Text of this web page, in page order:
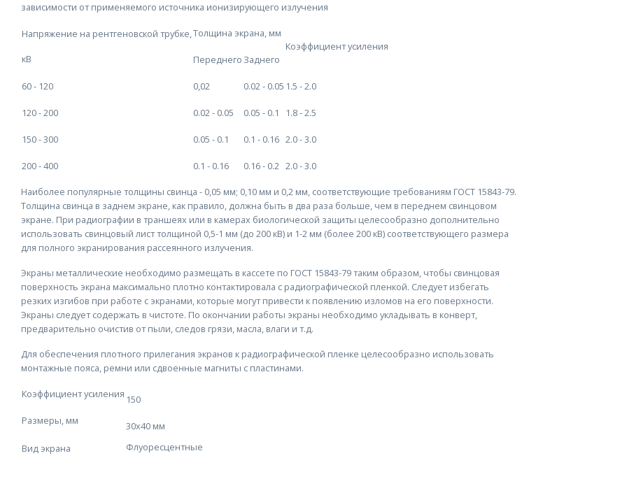
зависимости от применяемого источника ионизирующего излучения
Напряжение на рентгеновской трубке,
кВ
Толщина экрана, мм
Коэффициент усиления
Переднего Заднего
60 - 120 0,02 0.02 - 0.05 1.5 - 2.0
120 - 200 0.02 - 0.05 0.05 - 0.1 1.8 - 2.5
150 - 300 0.05 - 0.1 0.1 - 0.16 2.0 - 3.0
200 - 400 0.1 - 0.16 0.16 - 0.2 2.0 - 3.0
Наиболее популярные толщины свинца - 0,05 мм; 0,10 мм и 0,2 мм, соответствующие требованиям ГОСТ 15843-79.
Толщина свинца в заднем экране, как правило, должна быть в два раза больше, чем в переднем свинцовом
экране. При радиографии в траншеях или в камерах биологической защиты целесообразно дополнительно
использовать свинцовый лист толщиной 0,5-1 мм (до 200 кВ) и 1-2 мм (более 200 кВ) соответствующего размера
для полного экранирования рассеянного излучения.
Экраны металлические необходимо размещать в кассете по ГОСТ 15843-79 таким образом, чтобы свинцовая
поверхность экрана максимально плотно контактировала с радиографической пленкой. Следует избегать
резких изгибов при работе с экранами, которые могут привести к появлению изломов на его поверхности.
Экраны следует содержать в чистоте. По окончании работы экраны необходимо укладывать в конверт,
предварительно очистив от пыли, следов грязи, масла, влаги и т.д.
Для обеспечения плотного прилегания экранов к радиографической пленке целесообразно использовать
монтажные пояса, ремни или сдвоенные магниты с пластинами.
Коэффициент усиления 150
Размеры, мм
30х40 мм
Вид экрана
Флуоресцентные